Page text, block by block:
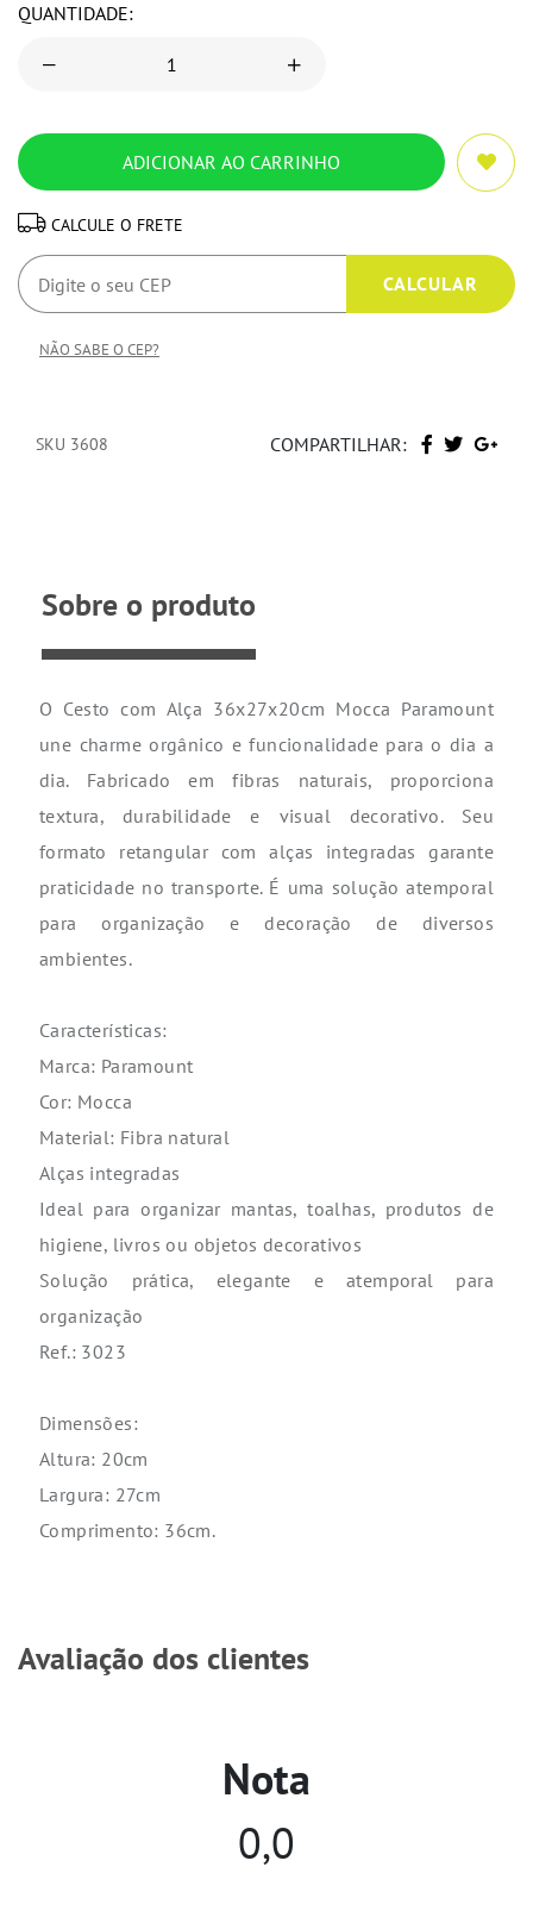
QUANTIDADE:
CALCULE O FRETE
NÃO SABE O CEP?
SKU 3608 COMPARTILHAR:
Sobre o produto
O Cesto com Alça 36x27x20cm Mocca Paramount
une charme orgânico e funcionalidade para o dia a
dia. Fabricado em fibras naturais, proporciona
textura, durabilidade e visual decorativo. Seu
formato retangular com alças integradas garante
praticidade no transporte. É uma solução atemporal
para organização e decoração de diversos
ambientes.
Características:
Marca: Paramount
Cor: Mocca
Material: Fibra natural
Alças integradas
Ideal para organizar mantas, toalhas, produtos de
higiene, livros ou objetos decorativos
Solução prática, elegante e atemporal para
organização
Ref.: 3023
Dimensões:
Altura: 20cm
Largura: 27cm
Comprimento: 36cm.
Avaliação dos clientes
Nota
0,0